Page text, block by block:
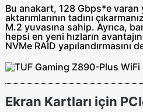
Bu anakart, 128 Gbps*e varan
aktarımlarının tadını
M.2 yuvasına sahip. Ayrıca,
hepsi en yeni hızların
NVMe RAID yapılandırmasını
Ekran Kartları için